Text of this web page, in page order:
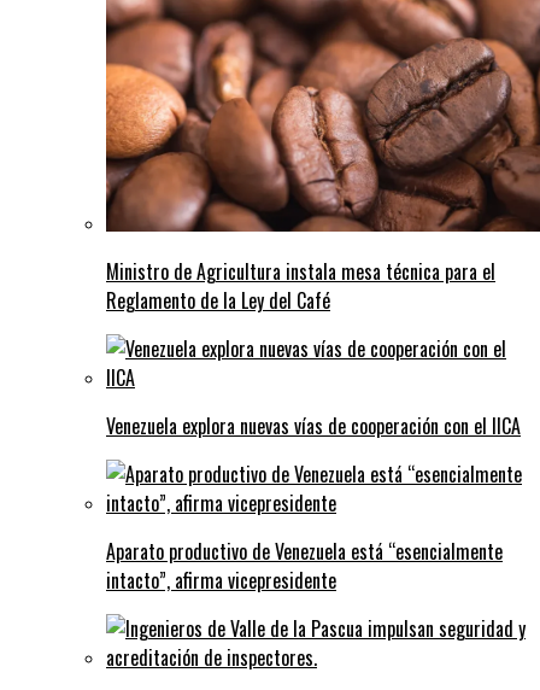
Ministro de Agricultura instala mesa técnica para el
Reglamento de la Ley del Café
Venezuela explora nuevas vías de cooperación con el IICA
Aparato productivo de Venezuela está “esencialmente
intacto”, afirma vicepresidente